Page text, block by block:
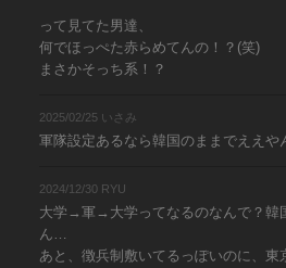
って見てた男達、
何でほっぺた赤らめてんの！？(笑)
まさかそっち系！？
2025/02/25 いさみ
軍隊設定あるなら韓国のままでええや
2024/12/30 RYU
大学→軍→大学ってなるのなんで？韓
ん…
あと、徴兵制敷いてるっぽいのに、東